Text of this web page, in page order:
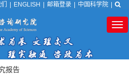
ENGLISH 邮箱登录 中国科学院
报告